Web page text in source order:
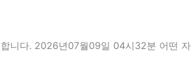
니다. 2026년07월09일 04시32분 어떤 자